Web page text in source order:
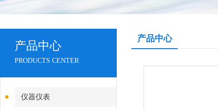
产品中心
PRODUCTS CENTER
仪器仪表
产品中心